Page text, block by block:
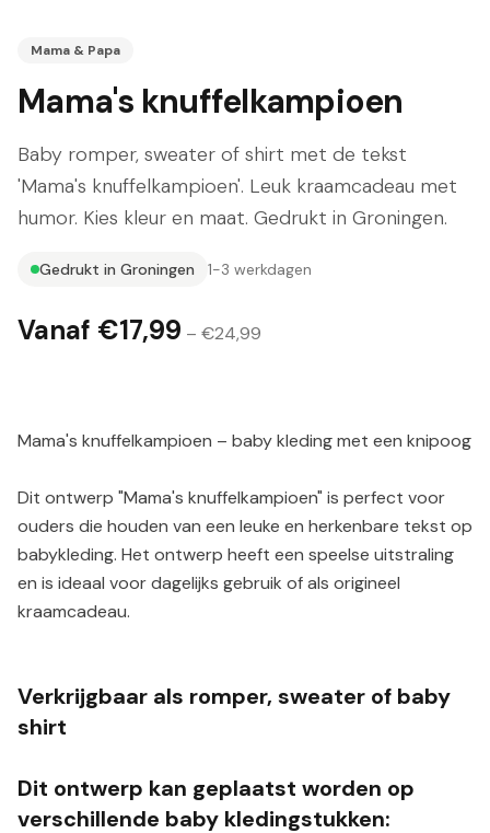
Mama & Papa
Mama's knuffelkampioen
Baby romper, sweater of shirt met de tekst
'Mama's knuffelkampioen'. Leuk kraamcadeau met
humor. Kies kleur en maat. Gedrukt in Groningen.
Gedrukt in Groningen 1-3 werkdagen
Vanaf €17,99 – €24,99
Mama's knuffelkampioen – baby kleding met een knipoog
Dit ontwerp "Mama's knuffelkampioen" is perfect voor
ouders die houden van een leuke en herkenbare tekst op
babykleding. Het ontwerp heeft een speelse uitstraling
en is ideaal voor dagelijks gebruik of als origineel
kraamcadeau.
Verkrijgbaar als romper, sweater of baby
shirt
Dit ontwerp kan geplaatst worden op
verschillende baby kledingstukken: